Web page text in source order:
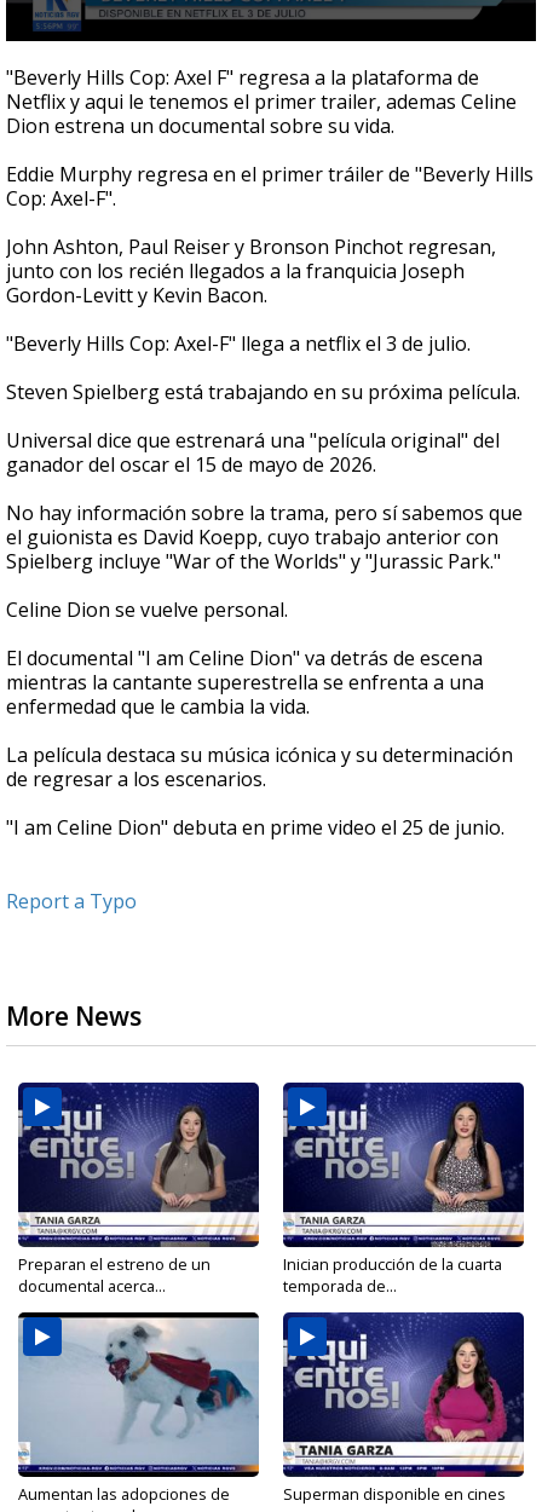
seconds
of
1
minute,
seconds
"Beverly Hills Cop: Axel F" regresa a la plataforma de
Netflix y aqui le tenemos el primer trailer, ademas Celine
Dion estrena un documental sobre su vida.
Eddie Murphy regresa en el primer tráiler de "Beverly Hills
Cop: Axel-F".
John Ashton, Paul Reiser y Bronson Pinchot regresan,
junto con los recién llegados a la franquicia Joseph
Gordon-Levitt y Kevin Bacon.
"Beverly Hills Cop: Axel-F" llega a netflix el 3 de julio.
Steven Spielberg está trabajando en su próxima película.
Universal dice que estrenará una "película original" del
ganador del oscar el 15 de mayo de 2026.
No hay información sobre la trama, pero sí sabemos que
el guionista es David Koepp, cuyo trabajo anterior con
Spielberg incluye "War of the Worlds" y "Jurassic Park."
Celine Dion se vuelve personal.
El documental "I am Celine Dion" va detrás de escena
mientras la cantante superestrella se enfrenta a una
enfermedad que le cambia la vida.
La película destaca su música icónica y su determinación
de regresar a los escenarios.
"I am Celine Dion" debuta en prime video el 25 de junio.
Report a Typo
More News
Preparan el estreno de un
documental acerca...
Inician producción de la cuarta
temporada de...
Aumentan las adopciones de
Superman disponible en cines